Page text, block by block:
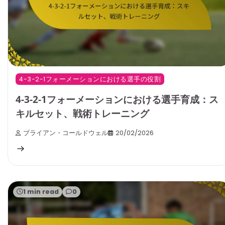
4-3-2-1フォーメーションにおける選手の役割
4-3-2-1フォーメーションにおける選手育成：ス
キルセット、戦術トレーニング
ブライアン・コールドウェル 20/02/2026
1 min read 0